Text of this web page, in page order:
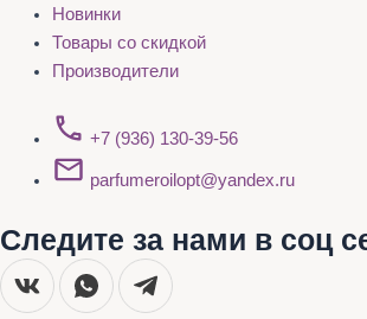
Новинки
Товары со скидкой
Производители
+7 (936) 130-39-56
parfumeroilopt@yandex.ru
Следите за нами в соц